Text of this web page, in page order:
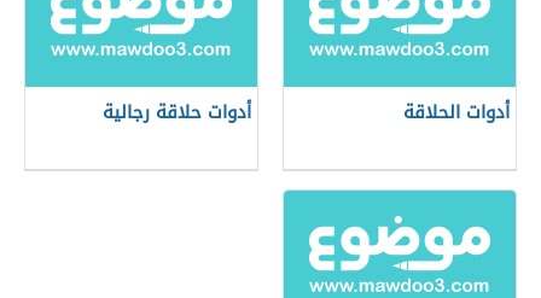
أدوات الحلاقة أدوات حلاقة رجالية